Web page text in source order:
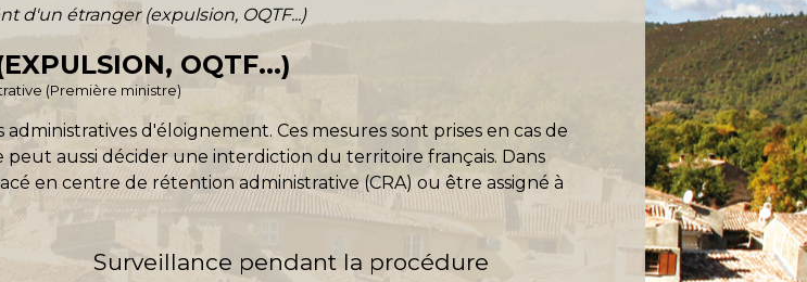
d'un étranger (expulsion, OQTF...)
OQTF...)
(Première ministre)
d'éloignement. Ces mesures sont prises en cas de
aussi décider une interdiction du territoire français. Dans
en centre de rétention administrative (CRA) ou être assigné à
Surveillance pendant la procédure